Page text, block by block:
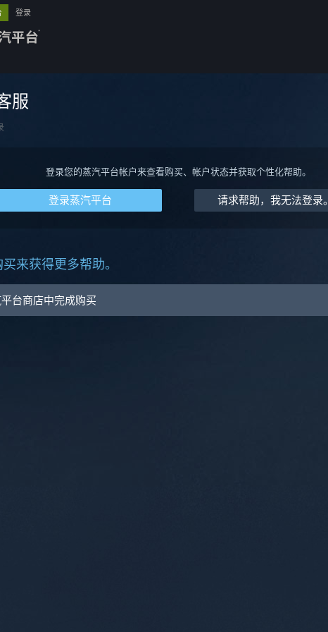
登录
服
登录您的蒸汽平台帐户来查看购买、帐户状态并获取个性化帮助。
登录蒸汽平台 请求帮助，我无法登录。
来获得更多帮助。
台商店中完成购买